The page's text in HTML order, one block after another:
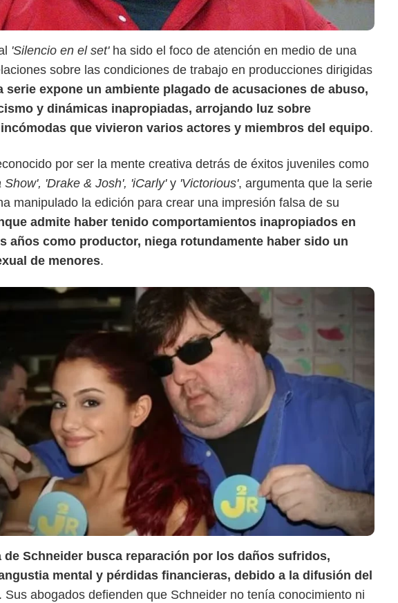
'Silencio en el set' ha sido el foco de atención en medio de una
sobre las condiciones de trabajo en producciones dirigidas
serie expone un ambiente plagado de acusaciones de abuso,
y dinámicas inapropiadas, arrojando luz sobre
que vivieron varios actores y miembros del equipo.
por ser la mente creativa detrás de éxitos juveniles como
Show', 'Drake & Josh', 'iCarly'y 'Victorious', argumenta que la serie
manipulado la edición para crear una impresión falsa de su
admite haber tenido comportamientos inapropiados en
años como productor, niega rotundamente haber sido un
de menores.
de Schneider busca reparación por los daños sufridos,
mental y pérdidas financieras, debido a la difusión del
. Sus abogados defienden que Schneider no tenía conocimiento ni